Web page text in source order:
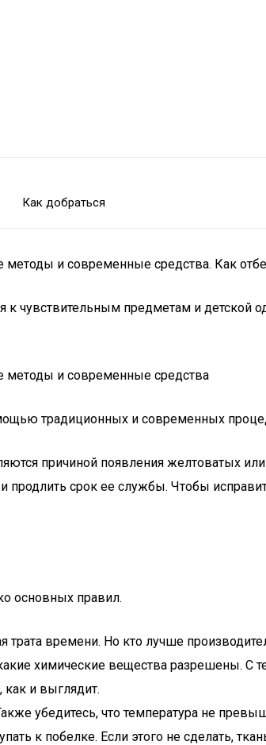
Как добраться
и современные средства. Как
чувствительным предметам и детской
методы и современные средства
причиной появления желтоватых
продлить срок ее службы. Чтобы
основных правил.
трата времени. Но кто лучше
химические вещества разрешены. С
и выглядит.
убедитесь, что температура не
к побелке. Если этого не сделать,